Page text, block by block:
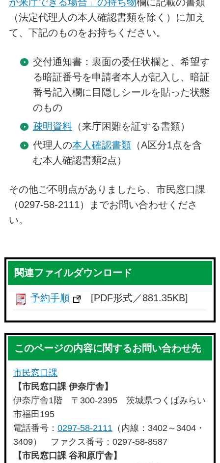
（法定代理人の本人確認書類を除く）に加え
て、下記のものをお持ちください。
交付通知書：裏面の委任状欄と、希望す
る暗証番号を申請者本人が記入し、暗証
番号記入欄に目隠しシールを貼った状態
のもの
疎明資料（来庁困難を証する書類）
代理人の本人確認書類（A区分1点を含
む本人確認書類2点）
その他ご不明点がありましたら、市民窓口課
（0297-58-2111）までお問い合わせくださ
い。
関連ファイルダウンロード
予約手順 [PDF形式／881.35KB]
このページの内容に関するお問い合わせ先
市民窓口課
【市民窓口課 伊奈庁舎】
伊奈庁舎1階 〒300-2395 茨城県つくばみらい
市福田195
電話番号：0297-58-2111 （内線：3402～3404・
3409） ファクス番号：0297-58-8587
【市民窓口課 谷和原庁舎】